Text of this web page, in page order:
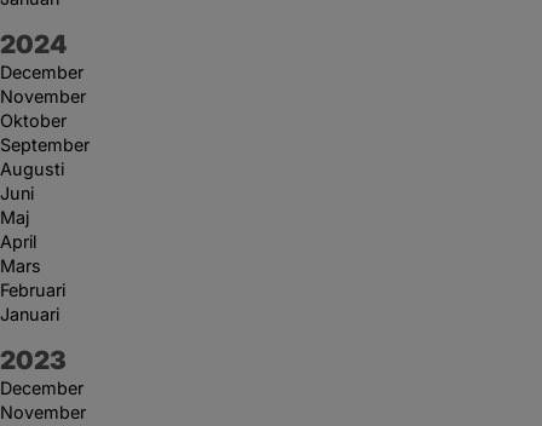
År:
2024
December
November
Oktober
September
Augusti
Juni
Maj
April
Mars
Februari
Januari
År:
2023
December
November